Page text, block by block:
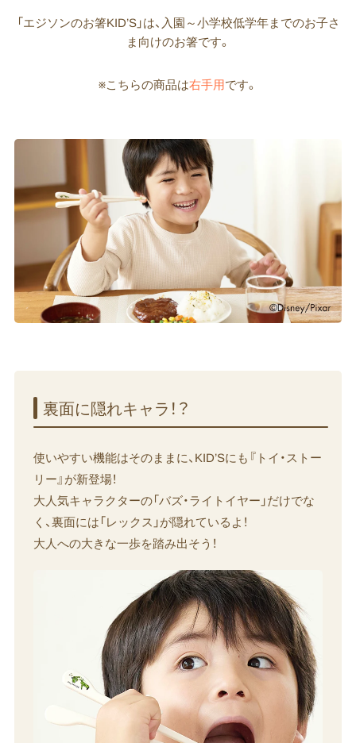
「エジソンのお箸KID’S」は、入園～小学校低学年までのお子さ
ま向けのお箸です。
※こちらの商品は右手用です。
裏面に​隠れキャラ！？
使いやすい機能はそのままに、KID’Sにも『トイ・ストー
リー』が新登場！
大人気キャラクターの「バズ・ライトイヤー」だけでな
く、裏面には「レックス」が隠れているよ！
大人への大きな一歩を踏み出そう！